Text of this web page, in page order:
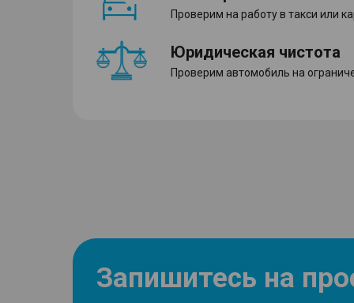
Проверим на работу в такси или
Юридическая чистота
Проверим автомобиль на
Запишитесь на